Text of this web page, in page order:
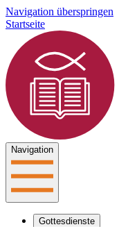
Navigation überspringen
Startseite
Navigation
Gottesdienste